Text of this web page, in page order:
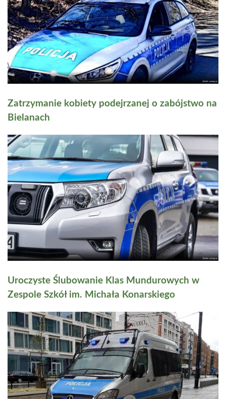
Zatrzymanie kobiety podejrzanej o zabójstwo na
Bielanach
Uroczyste Ślubowanie Klas Mundurowych w
Zespole Szkół im. Michała Konarskiego